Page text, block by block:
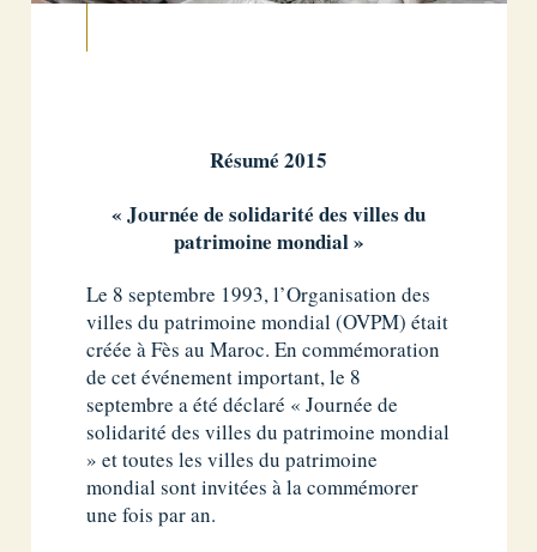
Résumé 2015
« Journée de solidarité des villes du
patrimoine mondial »
Le 8 septembre 1993, l’Organisation des
villes du patrimoine mondial (OVPM) était
créée à Fès au Maroc. En commémoration
de cet événement important, le 8
septembre a été déclaré « Journée de
solidarité des villes du patrimoine mondial
» et toutes les villes du patrimoine
mondial sont invitées à la commémorer
une fois par an.